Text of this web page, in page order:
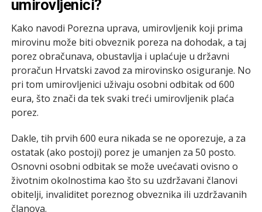
umirovljenici?
Kako navodi Porezna uprava, umirovljenik koji prima
mirovinu​ može biti obveznik poreza na dohodak, a taj
porez obračunava, obustavlja i uplaćuje u državni
proračun Hrvatski zavod za mirovinsko osiguranje. No
pri tom umirovljenici uživaju osobni odbitak od 600
eura, što znači da tek svaki treći umirovljenik plaća
porez.
Dakle, tih prvih 600 eura nikada se ne oporezuje, a za
ostatak (ako postoji) porez je umanjen za 50 posto.
Osnovni osobni odbitak se može uvećavati ovisno o
životnim okolnostima kao što su uzdržavani članovi
obitelji, invaliditet poreznog obveznika ili uzdržavanih
članova.